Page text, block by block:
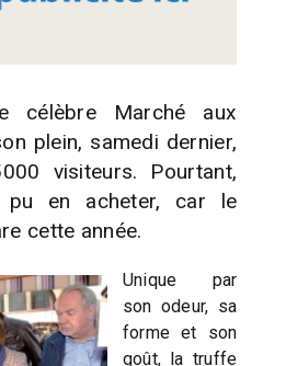
célèbre Marché aux
plein, samedi dernier,
visiteurs. Pourtant,
pu en acheter, car le
cette année.
Unique par
son odeur, sa
forme et son
goût, la truffe